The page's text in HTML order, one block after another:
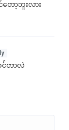
ော့ဘူးလား
တာလဲ